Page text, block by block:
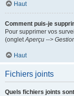
Haut
Comment puis-je
Pour supprimer vos
(ongletAperçu -->
Haut
Fichiers joints
Quels fichiers joints